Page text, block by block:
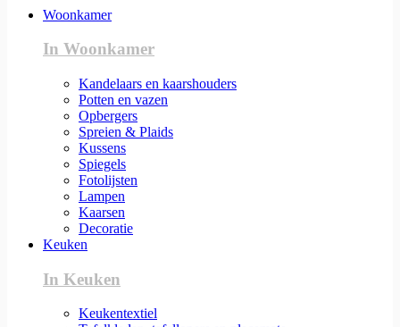
Woonkamer
In Woonkamer
Kandelaars en kaarshouders
Potten en vazen
Opbergers
Spreien & Plaids
Kussens
Spiegels
Fotolijsten
Lampen
Kaarsen
Decoratie
Keuken
In Keuken
Keukentextiel